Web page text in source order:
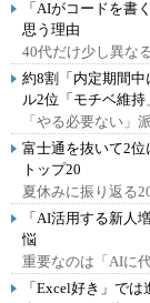
「AIがコードを
思う理由
40代だけ少し異な
約8割「内定期間
ル2位「モチベ維持
「やる必要ない」
富士通を抜いて2
トップ20
夏休みに振り返る
「AI活用する新
悩
重要なのは「AIに
「Excel好き」で